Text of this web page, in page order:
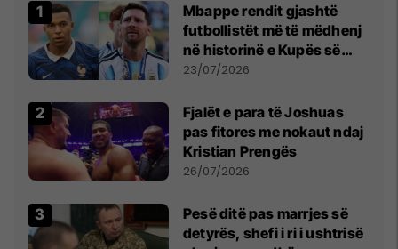
Mbappe rendit gjashtë
futbollistët më të mëdhenj
në historinë e Kupës së
Botës, Messi mbetet i dyti
23/07/2026
Fjalët e para të Joshuas
pas fitores me nokaut ndaj
Kristian Prengës
26/07/2026
Pesë ditë pas marrjes së
detyrës, shefi i ri i ushtrisë